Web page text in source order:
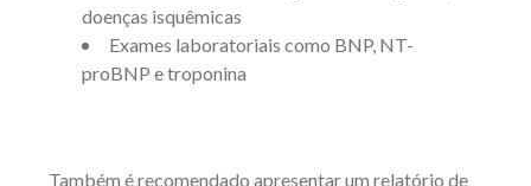
doenças isquêmicas
Exames laboratoriais como BNP, NT-
proBNP e troponina
Também é recomendado apresentar um relatório de